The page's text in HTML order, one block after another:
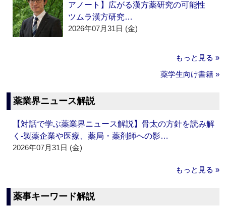
アノート】広がる漢方薬研究の可能性
ツムラ漢方研究…
2026年07月31日 (金)
もっと見る »
薬学生向け書籍 »
薬業界ニュース解説
【対話で学ぶ薬業界ニュース解説】骨太の方針を読み解
く‐製薬企業や医療、薬局・薬剤師への影…
2026年07月31日 (金)
もっと見る »
薬事キーワード解説